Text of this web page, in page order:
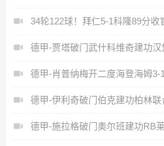
德甲-贾塔破门武什科维奇建功汉
德甲-肖普纳梅开二度海登海姆3-
德甲-伊利奇破门伯克建功柏林联